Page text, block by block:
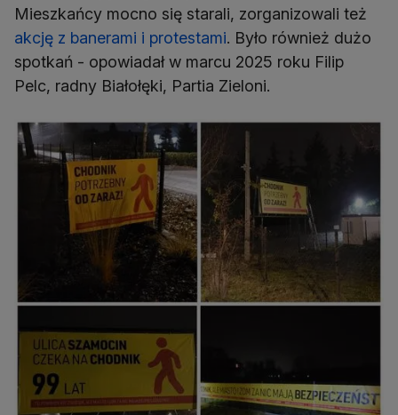
Mieszkańcy mocno się starali, zorganizowali też
akcję z banerami i protestami. Było również dużo
spotkań - opowiadał w marcu 2025 roku Filip
Pelc, radny Białołęki, Partia Zieloni.